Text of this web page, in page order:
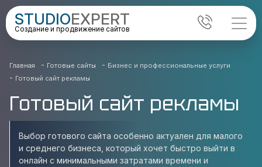
STUDIOEXPERT
Создание и продвижение сайтов
Главная - Готовые сайты - Бизнес и профессиональные услуги
- Готовый сайт рекламы
Готовый сайт рекламы
Выбор готового сайта особенно актуален для малого
и среднего бизнеса, который хочет быстро выйти в
онлайн с минимальными затратами времени и